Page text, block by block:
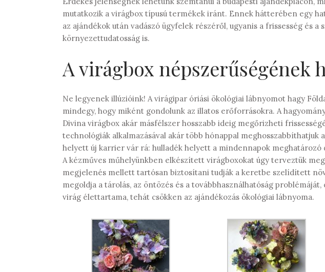
mutatkozik a virágbox típusú termékek iránt. Ennek hátterében egy
az ajándékok után vadászó ügyfelek részéről, ugyanis a frissesség és
környezettudatosság is.
A virágbox népszerűségének
Ne legyenek illúzióink! A virágipar óriási ökológiai lábnyomot hagy
mindegy, hogy miként gondolunk az illatos erőforrásokra. A
Divina virágbox akár másfélszer hosszabb ideig megőrizheti
technológiák alkalmazásával akár több hónappal
helyett új karrier vár rá: hulladék helyett a mindennapok
A kézműves műhelyünkben elkészített virágboxokat úgy terveztük
megjelenés mellett tartósan biztosítani tudják a keretbe szelídített
megoldja a tárolás, az öntözés és a továbbhasználhatóság
virág élettartama, tehát csökken az ajándékozás ökológiai lábnyoma.